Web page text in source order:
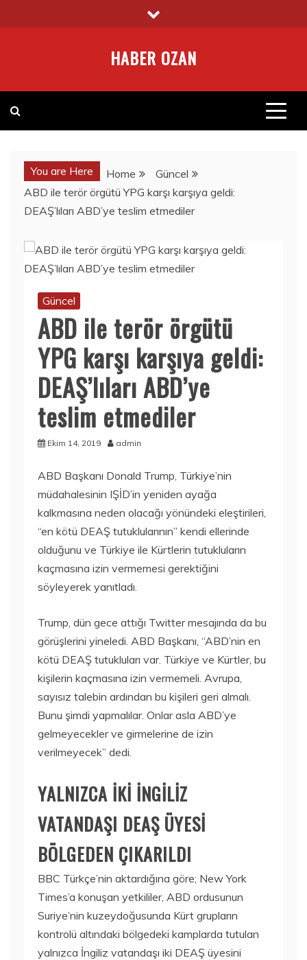
to
HABER OZAN
You are Here Home
Güncel
ABD ile terör örgütü YPG karşı karşıya geldi:
DEAŞ’lıları ABD’ye teslim etmediler
Güncel
ABD ile terör örgütü
YPG karşı karşıya geldi:
DEAŞ’lıları ABD’ye
teslim etmediler
Ekim 14, 2019 admin
ABD Başkanı Donald Trump, Türkiye’nin
müdahalesinin IŞİD’in yeniden ayağa
kalkmasına neden olacağı yönündeki eleştirileri,
“en kötü DEAŞ tutuklularının” kendi ellerinde
olduğunu ve Türkiye ile Kürtlerin tutukluların
kaçmasına izin vermemesi gerektiğini
söyleyerek yanıtladı.
Trump, dün gece attığı Twitter mesajında da bu
görüşlerini yineledi. ABD Başkanı, “ABD’nin en
kötü DEAŞ tutukluları var. Türkiye ve Kürtler, bu
kişilerin kaçmasına izin vermemeli. Avrupa,
sayısız talebin ardından bu kişileri geri almalı.
Bunu şimdi yapmalılar. Onlar asla ABD’ye
gelmeyecekler ve girmelerine de izin
verilmeyecek” dedi.
YALNIZCA İKİ İNGİLİZ
VATANDAŞI DEAŞ ÜYESİ
BÖLGEDEN ÇIKARILDI
BBC Türkçe’nin aktardığına göre; New York
Times’a konuşan yetkililer, ABD ordusunun
Suriye’nin kuzeydoğusunda Kürt grupların
kontrolü altındaki bölgedeki kamplarda tutulan
yalnızca İngiliz vatandaşı iki DEAŞ üyesini